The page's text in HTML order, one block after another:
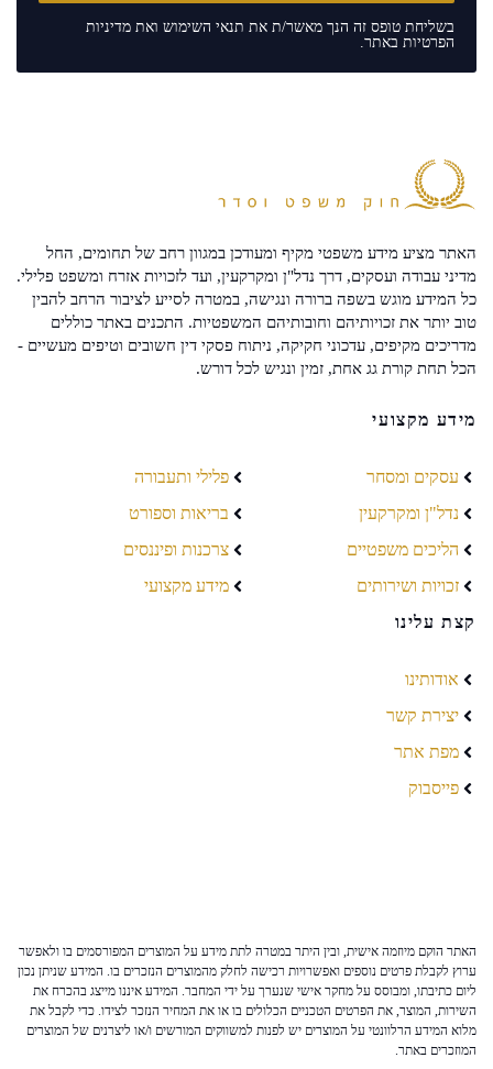
בשליחת טופס זה הנך מאשר/ת את תנאי השימוש ואת מדיניות
הפרטיות באתר.
האתר מציע מידע משפטי מקיף ומעודכן במגוון רחב של תחומים, החל
מדיני עבודה ועסקים, דרך נדל"ן ומקרקעין, ועד לזכויות אזרח ומשפט פלילי.
כל המידע מוגש בשפה ברורה ונגישה, במטרה לסייע לציבור הרחב להבין
טוב יותר את זכויותיהם וחובותיהם המשפטיות. התכנים באתר כוללים
מדריכים מקיפים, עדכוני חקיקה, ניתוח פסקי דין חשובים וטיפים מעשיים -
הכל תחת קורת גג אחת, זמין ונגיש לכל דורש.
מידע מקצועי
עסקים ומסחר
נדל"ן ומקרקעין
הליכים משפטיים
זכויות ושירותים
פלילי ותעבורה
בריאות וספורט
צרכנות ופיננסים
מידע מקצועי
קצת עלינו
אודותינו
יצירת קשר
מפת אתר
פייסבוק
האתר הוקם מיוזמה אישית, ובין היתר במטרה לתת מידע על המוצרים המפורסמים בו ולאפשר
ערוץ לקבלת פרטים נוספים ואפשרויות רכישה לחלק מהמוצרים הנזכרים בו. המידע שניתן נכון
ליום כתיבתו, ומבוסס על מחקר אישי שנערך על ידי המחבר. המידע איננו מייצג בהכרח את
השירות, המוצר, את הפרטים הטכניים הכלולים בו או את המחיר הנזכר לצידו. כדי לקבל את
מלוא המידע הרלוונטי על המוצרים יש לפנות למשווקים המורשים ו/או ליצרנים של המוצרים
המוזכרים באתר.